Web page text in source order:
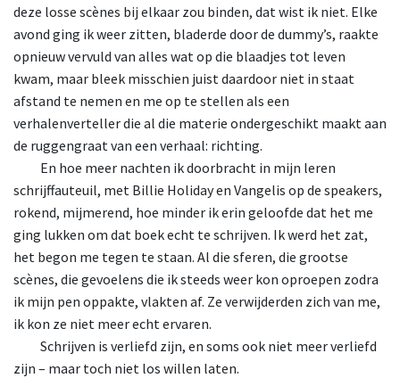
deze losse scènes bij elkaar zou binden, dat wist ik niet. Elke
avond ging ik weer zitten, bladerde door de dummy’s, raakte
opnieuw vervuld van alles wat op die blaadjes tot leven
kwam, maar bleek misschien juist daardoor niet in staat
afstand te nemen en me op te stellen als een
verhalenverteller die al die materie ondergeschikt maakt aan
de ruggengraat van een verhaal: richting.
En hoe meer nachten ik doorbracht in mijn leren
schrijffauteuil, met Billie Holiday en Vangelis op de speakers,
rokend, mijmerend, hoe minder ik erin geloofde dat het me
ging lukken om dat boek echt te schrijven. Ik werd het zat,
het begon me tegen te staan. Al die sferen, die grootse
scènes, die gevoelens die ik steeds weer kon oproepen zodra
ik mijn pen oppakte, vlakten af. Ze verwijderden zich van me,
ik kon ze niet meer echt ervaren.
Schrijven is verliefd zijn, en soms ook niet meer verliefd
zijn – maar toch niet los willen laten.